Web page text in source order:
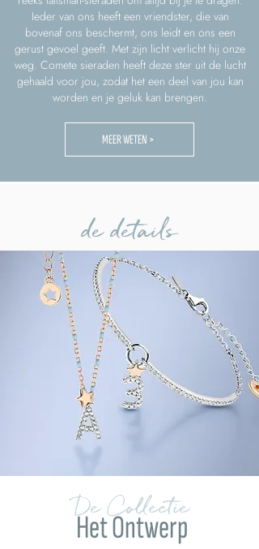
Ieder van ons heeft een vriendster, die van
bovenaf ons beschermt, ons leidt en ons een
gerust gevoel geeft. Met zijn licht verlicht hij onze
weg. Comete sieraden heeft deze ster uit de lucht
gehaald voor jou, zodat het een deel van jou kan
worden en je geluk kan brengen.
MEER WETEN >
de details
De Collectie
Het Ontwerp